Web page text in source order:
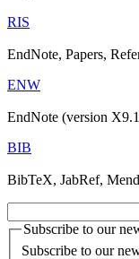
RIS
EndNote, Papers,
ENW
EndNote (version
BIB
BibTeX, JabRef,
Subscribe to our
Subscribe to our